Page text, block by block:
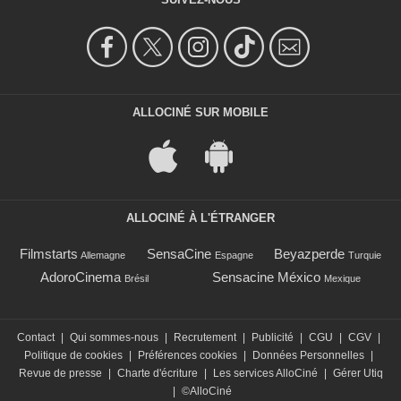
ALLOCINÉ SUR MOBILE
ALLOCINÉ À L'ÉTRANGER
Filmstarts Allemagne SensaCine Espagne Beyazperde Turquie
AdoroCinema Brésil Sensacine México Mexique
Contact | Qui sommes-nous | Recrutement | Publicité | CGU | CGV |
Politique de cookies | Préférences cookies | Données Personnelles |
Revue de presse
| Charte d'écriture | Les services AlloCiné | Gérer Utiq
| ©AlloCiné